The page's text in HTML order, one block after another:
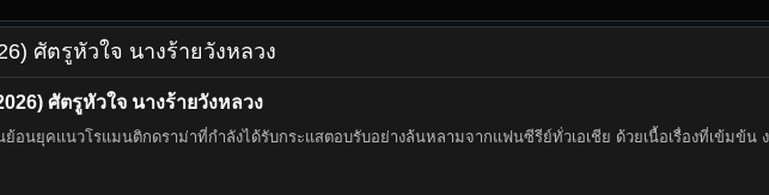
ศัตรูหัวใจ นางร้ายวังหลวง
ศัตรูหัวใจ นางร้ายวังหลวง
ย้อนยุคแนวโรแมนติกดราม่าที่กำลังได้รับกระแสตอบรับอย่างล้นหลามจากแฟนซีรีย์ทั่วเอเชีย ด้วยเนื้อเรื่องที่เข้มข้น